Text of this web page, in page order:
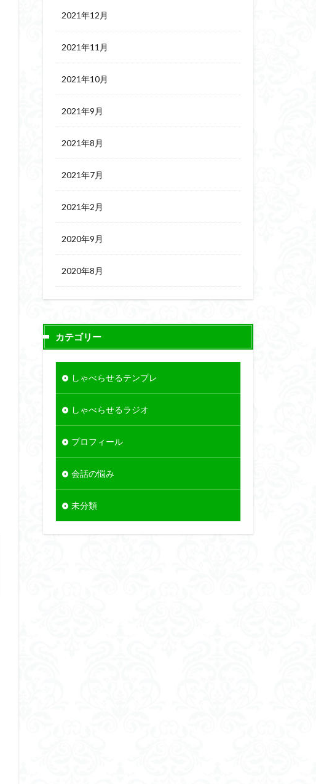
2021年12月
2021年11月
2021年10月
2021年9月
2021年8月
2021年7月
2021年2月
2020年9月
2020年8月
カテゴリー
しゃべらせるテンプレ
しゃべらせるラジオ
プロフィール
会話の悩み
未分類